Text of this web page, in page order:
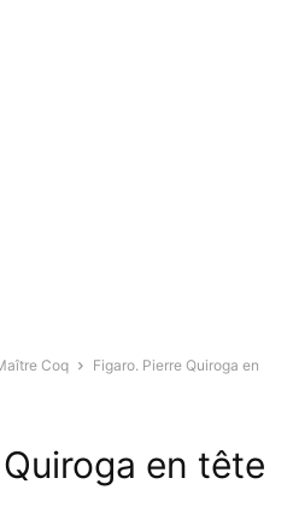
Coq
Figaro. Pierre Quiroga en
en tête